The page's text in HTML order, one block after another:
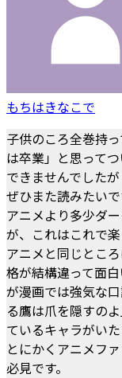
もちはきなこで
子供のころ全巻持
は卒業」と思って
できませんでした
ぜひまた読みたい
アニメより多少ダ
が、これはこれで楽
アニメと同じとこ
格が結構違って面
が漫画では強気な
る鷹は爪を隠すの
ているキャラがいた
とにかくアニメフ
必見です。